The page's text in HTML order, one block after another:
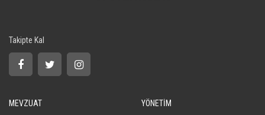
Takipte Kal
MEVZUAT YÖNETİM